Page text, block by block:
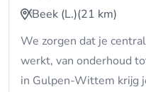
Beek (L.)(21 km)
We zorgen dat je
werkt, van onderhoud
in Gulpen-Wittem krijg